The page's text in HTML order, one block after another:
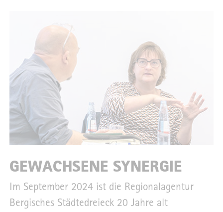
GEWACHSENE SYNERGIE
Im September 2024 ist die Regionalagentur
Bergisches Städtedreieck 20 Jahre alt